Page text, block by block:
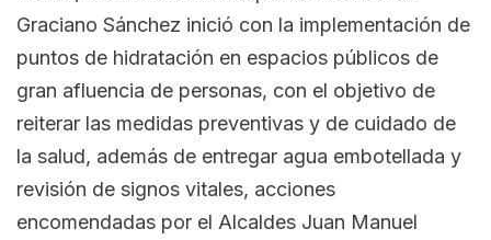
Graciano Sánchez inició con la implementación de
puntos de hidratación en espacios públicos de
gran afluencia de personas, con el objetivo de
reiterar las medidas preventivas y de cuidado de
la salud, además de entregar agua embotellada y
revisión de signos vitales, acciones
encomendadas por el Alcaldes Juan Manuel